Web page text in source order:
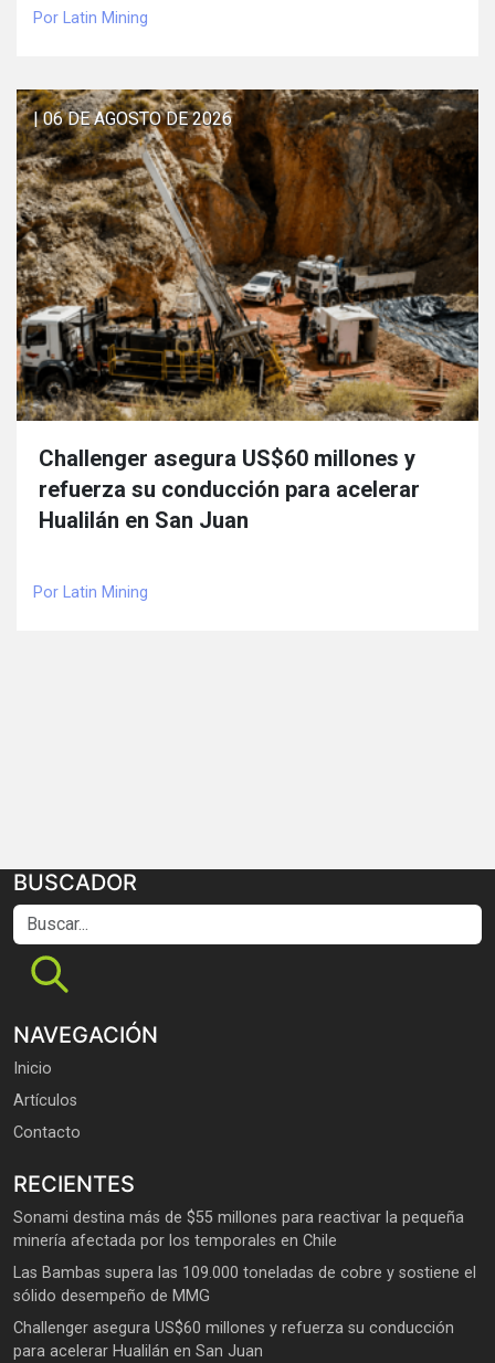
Por Latin Mining
| 06 DE AGOSTO DE 2026
Challenger asegura US$60 millones y
refuerza su conducción para acelerar
Hualilán en San Juan
Por Latin Mining
BUSCADOR
Buscar...
NAVEGACIÓN
Inicio
Artículos
Contacto
RECIENTES
Sonami destina más de $55 millones para reactivar la pequeña
minería afectada por los temporales en Chile
Las Bambas supera las 109.000 toneladas de cobre y sostiene el
sólido desempeño de MMG
Challenger asegura US$60 millones y refuerza su conducción
para acelerar Hualilán en San Juan